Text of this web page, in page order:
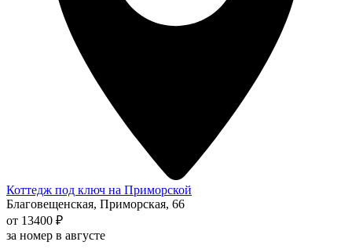
Коттедж под ключ на Приморской
Благовещенская, Приморская, 66
от 13400 ₽
за номер в августе